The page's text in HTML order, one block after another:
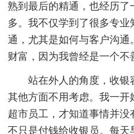
熟到最后的精通，也经历了
多。我不仅学到了很多专
通，尤其是如何与客户沟
财富，因为我曾经是一个不
站在外人的角度，收银
其他方面不用考虑。我一
超市员工，才知道事情并没
不只是付钱给收银员。每天